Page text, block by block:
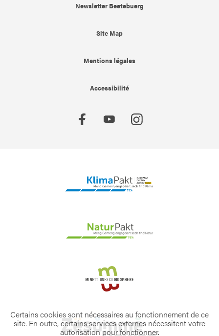
Newsletter Beetebuerg
Site Map
Mentions légales
Accessibilité
Certains cookies sont nécessaires au fonctionnement de ce
site. En outre, certains services externes nécessitent votre
autorisation pour fonctionner.